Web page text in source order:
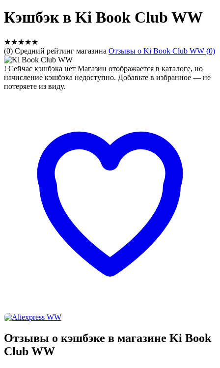
Кэшбэк в Ki Book Club WW
★★★★★
(0) Средний рейтинг магазина Отзывы о Ki Book Club WW (0)
! Сейчас кэшбэка нет Магазин отображается в каталоге, но
начисление кэшбэка недоступно. Добавьте в избранное — не
потеряете из виду.
Отзывы о кэшбэке в магазине Ki Book
Club WW